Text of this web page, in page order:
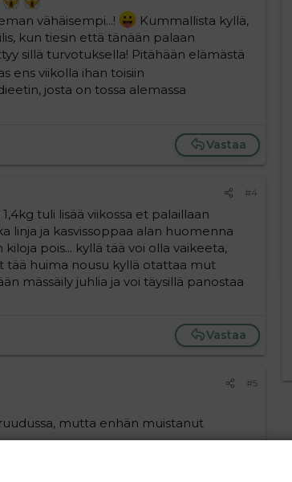
vähäisempi...!
Kummallista kyllä,
kun tiesin että tänään palaan
sillä turvotuksella! Pitähään elämästä
ens viikolla ihan toisiin
josta on tossa alemassa
Vastaa
#4
tuli lisää viikossa et palaillaan
linja ja kasvissoppaa alan huomenna
pois... kyllä tää voi olla vaikeeta,
tää huima nousu kyllä otattaa mut
mässäily juhlia ja voi täysillä panostaa
Vastaa
#5
mutta enhän muistanut
menikin täysin syöpöttelyksi. niin